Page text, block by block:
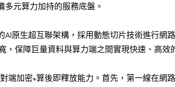
多元算力加持的服務底盤。
AI原生超互聯架構，採用動態切片技術進行網
保障巨量資料與算力端之間實現快速、高效
端加密+算後即釋放能力。首先，第一線在網